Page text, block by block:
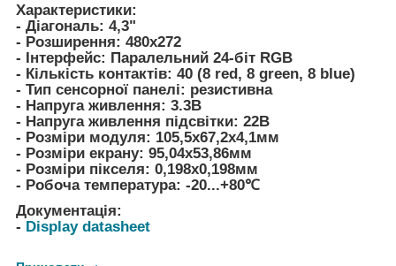
Характеристики:
- Діагональ: 4,3"
- Розширення: 480x272
- Інтерфейс: Паралельний 24-біт RGB
- Кількість контактів: 40 (8 red, 8 green, 8 blue)
- Тип сенсорної панелі: резистивна
- Напруга живлення: 3.3В
- Напруга живлення підсвітки: 22В
- Розміри модуля: 105,5х67,2х4,1мм
- Розміри екрану: 95,04х53,86мм
- Розміри пікселя: 0,198х0,198мм
- Робоча температура: -20...+80℃
Документація:
- Display datasheet